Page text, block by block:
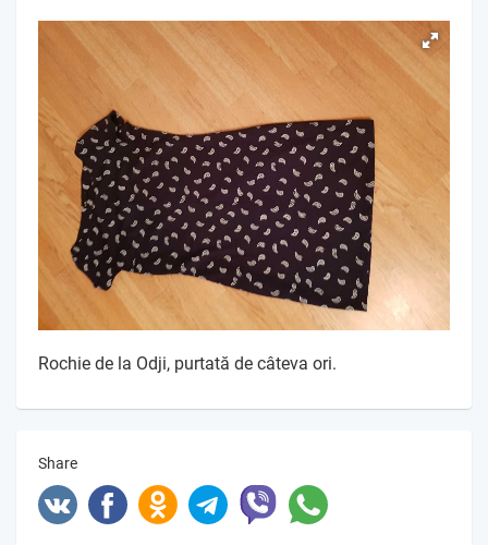
Rochie de la Odji, purtată de câteva ori.
Share